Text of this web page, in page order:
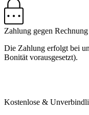
Zahlung gegen Rechnung
Die Zahlung erfolgt bei
Bonität vorausgesetzt).
Kostenlose &